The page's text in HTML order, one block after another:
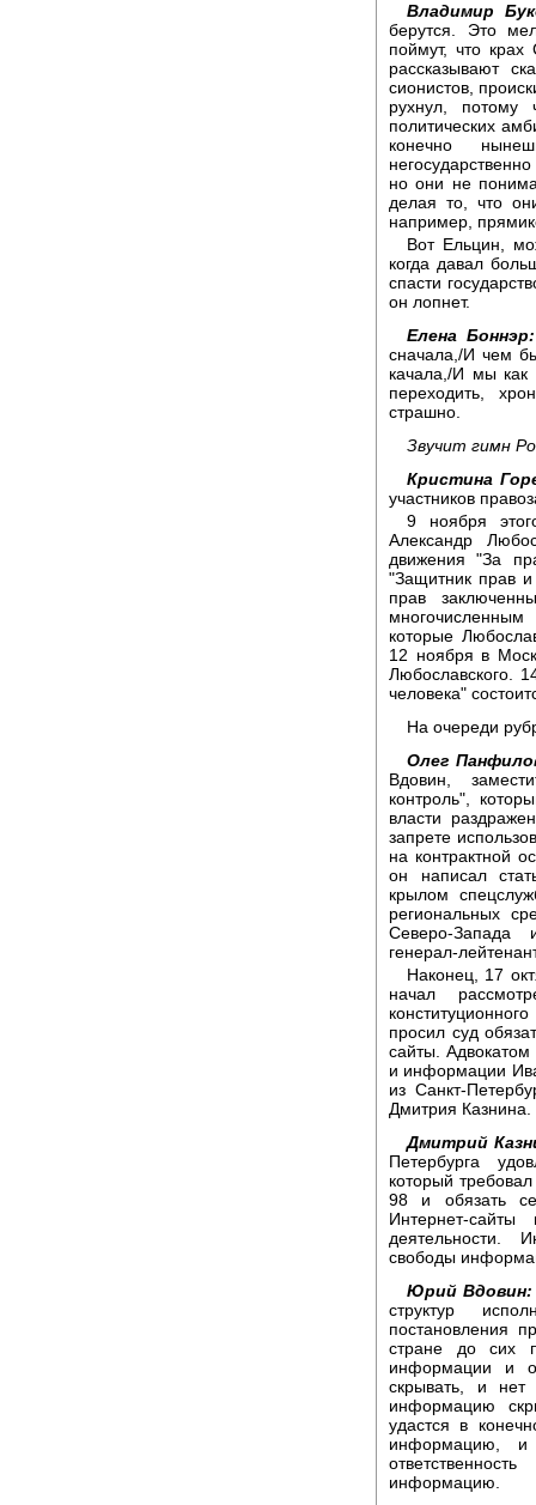
Владимир
берутся. Это
поймут, что
рассказывают
сионистов,
рухнул, потому
политических
конечно
но они не
делая то, что
например,
Вот Ельцин,
когда давал
спасти
он лопнет.
Елена Боннэр:
сначала,/И чем
качала,/И мы
переходить,
страшно.
Звучит гимн
Кристина
участников
9 ноября
Александр
движения "За
"Защитник прав и
прав
которые
12 ноября в
Любославского.
человека"
На очереди
Олег
Вдовин,
контроль",
власти
запрете
на контрактной
он написал
крылом
региональных
Северо-Запада
генерал-
Наконец, 17
начал
просил суд
сайты. Адвокатом
и информации
из Санкт-
Дмитрия Казнина.
Дмитрий
Петербурга
который
98 и обязать
Интернет-
деятельности.
свободы
Юрий Вдовин:
структур
постановления
стране до сих
информации и
скрывать, и нет
информацию
удастся в
информацию, и
информацию.